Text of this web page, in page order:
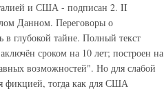
и США - подписан 2. II
Данном. Переговоры о
в глубокой тайне. Полный текст
сроком на 10 лет; построен на
возможностей". Но для слабой
фикцией, тогда как для США